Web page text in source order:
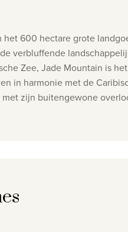
600 hectare grote
verbluffende
Zee, Jade Mountain is
in harmonie met de
zijn buitengewone